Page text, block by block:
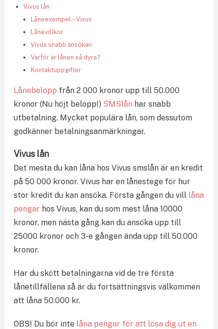
Vivus lån
Låneexempel – Vivus
Lånevillkor
Vivus snabb ansökan
Varför är lånen så dyra?
Kontaktuppgifter
Lånebelopp från 2 000 kronor upp till 50.000
kronor (Nu höjt belopp!) SMSlån har snabb
utbetalning. Mycket populära lån, som dessutom
godkänner betalningsanmärkningar.
Vivus lån
Det mesta du kan låna hos Vivus smslån är en kredit
på 50 000 kronor. Vivus har en lånestege för hur
stor kredit du kan ansöka. Första gången du vill låna
pengarhos Vivus, kan du som mest låna 10000
kronor, men nästa gång kan du ansöka upp till
25000 kronor och 3-e gången ända upp till 50.000
kronor.
Har du skött betalningarna vid de tre första
lånetillfällena så är du fortsättningsvis välkommen
att låna 50.000 kr.
OBS! Du bör inte låna pengar för att lösa dig ut en